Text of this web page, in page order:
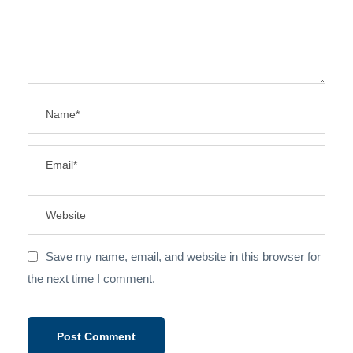
Save my name, email, and website in this browser for
the next time I comment.